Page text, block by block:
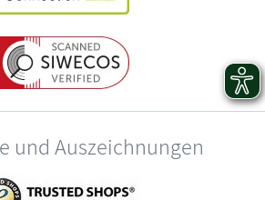
und Auszeichnungen